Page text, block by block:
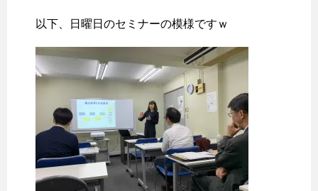
以下、日曜日のセミナーの模様ですｗ